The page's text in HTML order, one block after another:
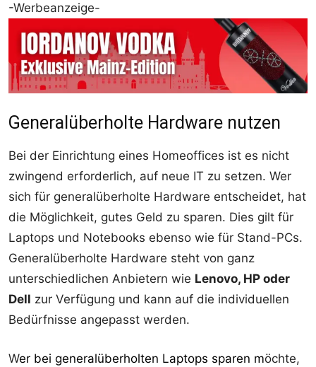
-Werbeanzeige-
Generalüberholte Hardware nutzen
Bei der Einrichtung eines Homeoffices ist es nicht
zwingend erforderlich, auf neue IT zu setzen. Wer
sich für generalüberholte Hardware entscheidet, hat
die Möglichkeit, gutes Geld zu sparen. Dies gilt für
Laptops und Notebooks ebenso wie für Stand-PCs.
Generalüberholte Hardware steht von ganz
unterschiedlichen Anbietern wie Lenovo, HP oder
Dell zur Verfügung und kann auf die individuellen
Bedürfnisse angepasst werden.
Wer bei generalüberholten Laptops sparen möchte,